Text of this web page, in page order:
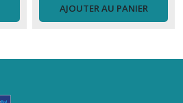
AJOUTER AU PANIER